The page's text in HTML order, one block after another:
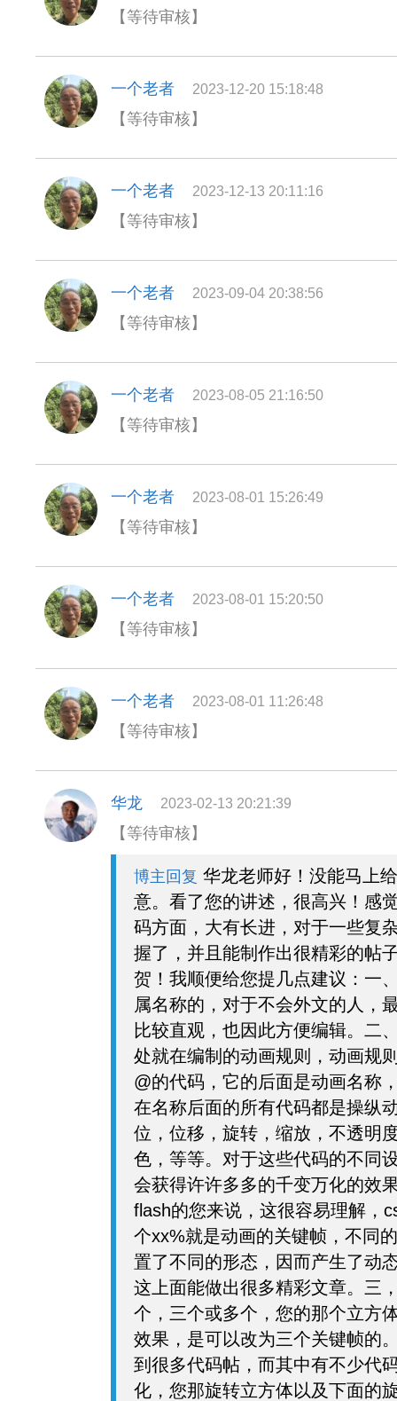
【等待审核】
一个老者 2023-12-20 15:18:48
【等待审核】
一个老者 2023-12-13 20:11:16
【等待审核】
一个老者 2023-09-04 20:38:56
【等待审核】
一个老者 2023-08-05 21:16:50
【等待审核】
一个老者 2023-08-01 15:26:49
【等待审核】
一个老者 2023-08-01 15:20:50
【等待审核】
一个老者 2023-08-01 11:26:48
【等待审核】
华龙 2023-02-13 20:21:39
【等待审核】
博主回复 华龙老师好！没能马上
意。看了您的讲述，很高兴！感
码方面，大有长进，对于一些复
握了，并且能制作出很精彩的帖
贺！我顺便给您提几点建议：一
属名称的，对于不会外文的人，
比较直观，也因此方便编辑。二
处就在编制的动画规则，动画规
@的代码，它的后面是动画名称
在名称后面的所有代码都是操纵
位，位移，旋转，缩放，不透明
色，等等。对于这些代码的不同
会获得许许多多的千变万化的效
flash的您来说，这很容易理解，
个xx%就是动画的关键帧，不同
置了不同的形态，因而产生了动
这上面能做出很多精彩文章。三
个，三个或多个，您的那个立方
效果，是可以改为三个关键帧的
到很多代码帖，而其中有不少代
化，您那旋转立方体以及下面的